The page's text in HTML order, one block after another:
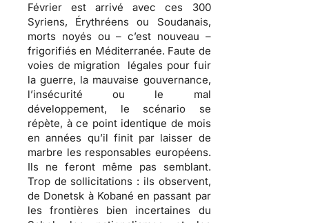
Février est arrivé avec ces 300
Syriens, Érythréens ou Soudanais,
morts noyés ou – c’est nouveau –
frigorifiés en Méditerranée. Faute de
voies de migration légales pour fuir
la guerre, la mauvaise gouvernance,
l’insécurité ou le mal
développement, le scénario se
répète, à ce point identique de mois
en années qu’il finit par laisser de
marbre les responsables européens.
Ils ne feront même pas semblant.
Trop de sollicitations : ils observent,
de Donetsk à Kobané en passant par
les frontières bien incertaines du